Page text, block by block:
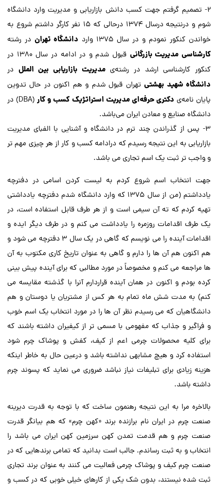
2- تصمیم گرفتم جهت کسب دانش بازاریابی و مدیریت وارد دانشگاه
شوم و درنتیجه درسال 1374 درحالی که 15 نفر کارگر داشتم شروع به
خواندن کنکور نمودم و در سال 1375 وارد
دانشگاه تهران در رشته
کارشناسی مدیریت بازرگانی
قبول شدم و در ادامه در سال 1380 در
کنکور کارشناسی ارشد در رشته‌یمدیریت بازاریابی بین الملل در
دانشگاه شهید بهشتیتهران قبول شدم و هم اکنون در حال تدوین
پایان نامه‌ی دکتری حرفه‌ای مدیریت استراتژیک کسب و کار
(DBA) در
دانشگاه صنایع و معادن ایران می‌باشد.
3- پس از گذراندن چند ترم در دانشگاه و آشنایی با الفبای مدیریت
بازاریابی به این نتیجه رسیدم که درادامه کسب و کار از هر چیزی مهم تر
و واجب تر ثبت یک اسم تجاری می باشد.
جهت انتخاب اسم شروع کردم به لیست کردن اسامی در دفترچه
یادداشتم (من از سال 1375 که وارد دانشگاه شدم دفترچه یادداشتی
تهیه کردم که ته آن سیمی است و از هر طرف قابل استفاده است، در
یک طرف اقدامات روزمره را یادداشت می کنم و در طرف دیگر ایده و
اقدامات آینده را می نویسم که گاهی در یک سال 3 دفترچه می شود و
هم اکنون هم آن ها را دارم و گاهی به عنوان تاریخ کاری مکتوب به آن
ها مراجعه می کنم و مخصوصاً در مورد مطالبی که برای آینده پیش بینی
کرده بودم و اکنون در همان آینده قراردارم آنرا با گذشته مقایسه می
کنم) به مدت شش ماه تمام به هر کس از مشتریان یا دوستان و هم
دانشگاهیان که می رسیدم نظر آن ها را در مورد انتخاب یک اسم خوب
و فراگیر و جذاب که مفهومی با مسمی تر از کیفیران داشته باشند که
برای کلیه محصولات چرمی اعم از کیف، کفش و پوشاک چرم شود
استفاده کرد و هیچ مشابهی نداشته باشد و درعین حال به خاطر اینکه
هزینه زیادی برای تبلیغات نیاز نباشد ضروری می نماید که پسوند چرم
داشته باشد.
بالاخره مرا به این نتیجه رهنمون ساخت که با توجه به قدرت دیرینه
صنعت چرم در ایران نام برازنده برند «کهن چرم» که هم بیانگر قدرت
صنعت چرم و هم قدمت تمدن کهن سرزمین کهن ایران می باشد را
انتخاب و به ثبت رساندم. جالب است بدانید که تمامی برندهایی که در
صنعت چرم کیف و پوشاک چرمی فعالیت می کنند به عنوان برند تجاری
ثبت شده نیستند، بدون شک یکی از کارهای خیلی خوبی که در کسب و